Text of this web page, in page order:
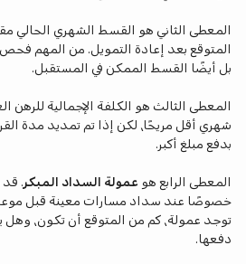
المعطى الثاني هو القسط الشهري الحالي
المتوقع بعد إعادة التمويل. من المهم
بل أيضًا القسط الممكن في المستقبل.
المعطى الثالث هو الكلفة الإجمالية للرهن
شهري أقل مريحًا، لكن إذا تم تمديد مدة
بدفع مبلغ أكبر.
المعطى الرابع هو عمولة السداد المبكر . قد
خصوصًا عند سداد مسارات معينة قبل
توجد عمولة، كم من المتوقع أن تكون، وهل
دفعها.